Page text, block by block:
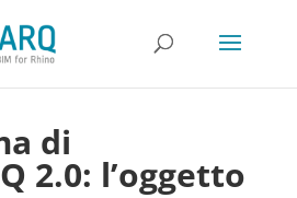
di
2.0: l’oggetto